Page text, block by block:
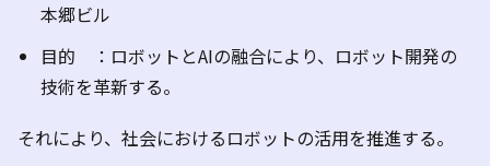
本郷ビル
目的 ：ロボットとAIの融合により、ロボット開発の
技術を革新する。
それにより、社会におけるロボットの活用を推進する。